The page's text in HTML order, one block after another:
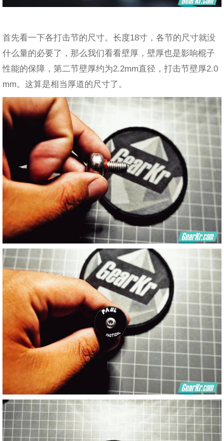
首先看一下各打击节的尺寸。长度18寸，各节的尺寸就没
什么量的必要了，那么我们看看壁厚，壁厚也是影响棍子
性能的保障，第二节壁厚约为2.2mm直径，打击节壁厚2.0
mm。这算是相当厚道的尺寸了。